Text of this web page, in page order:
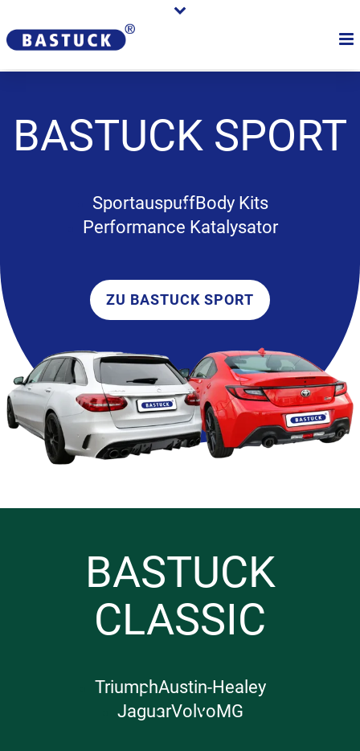
BASTUCK SPORT
SportauspuffBody Kits
Performance Katalysator
ZU BASTUCK SPORT
BASTUCK
CLASSIC
TriumphAustin-Healey
JaguarVolvoMG